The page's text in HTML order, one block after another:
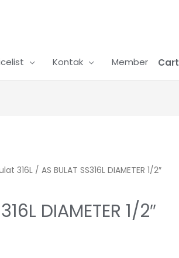
Kontak Member Cart
316L / AS BULAT SS316L DIAMETER 1/2″
DIAMETER 1/2″